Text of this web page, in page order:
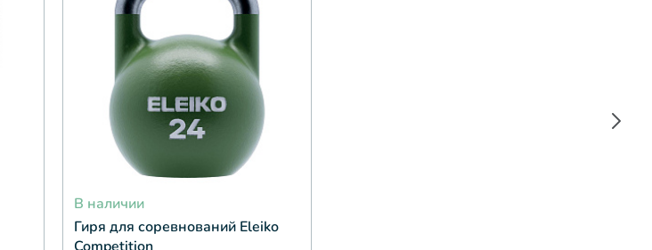
В наличии
Гиря для соревнований Eleiko